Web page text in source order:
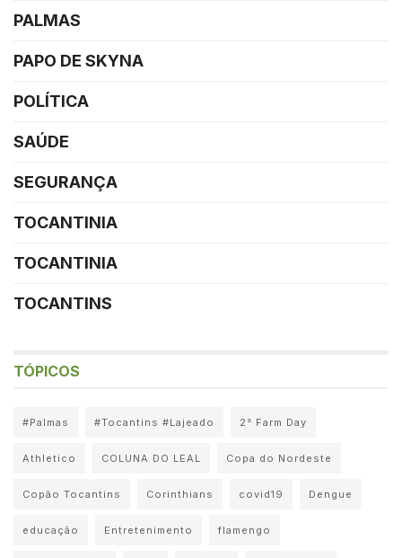
PALMAS
PAPO DE SKYNA
POLÍTICA
SAÚDE
SEGURANÇA
TOCANTINIA
TOCANTINIA
TOCANTINS
TÓPICOS
#Palmas #Tocantins #Lajeado 2° Farm Day
Athletico COLUNA DO LEAL Copa do Nordeste
Copão Tocantins Corinthians covid19 Dengue
educação Entretenimento flamengo